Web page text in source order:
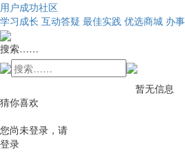
用户成功社区
学习成长 互动答疑 最佳实践 优选商城 办
搜索……
暂无信息
猜你喜欢
您尚未登录，请
登录